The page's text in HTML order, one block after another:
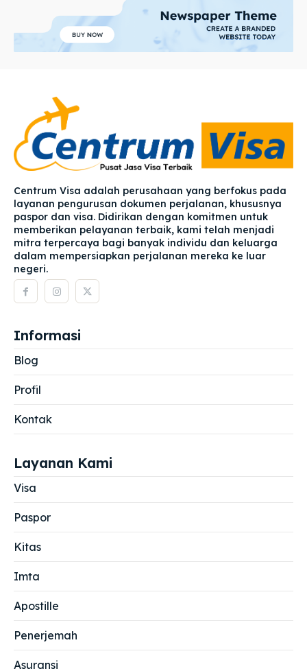
Centrum Visa adalah perusahaan yang berfokus pada
layanan pengurusan dokumen perjalanan, khususnya
paspor dan visa. Didirikan dengan komitmen untuk
memberikan pelayanan terbaik, kami telah menjadi
mitra terpercaya bagi banyak individu dan keluarga
dalam mempersiapkan perjalanan mereka ke luar
negeri.
Informasi
Blog
Profil
Kontak
Layanan Kami
Visa
Paspor
Kitas
Imta
Apostille
Penerjemah
Asuransi